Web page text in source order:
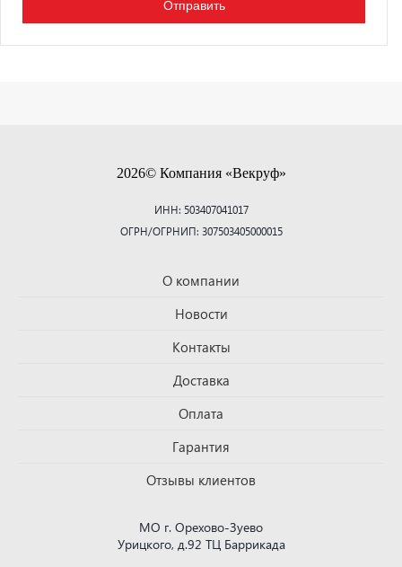
2026© Компания «Векруф»
ИНН: 503407041017
ОГРН/ОГРНИП: 307503405000015
О компании
Новости
Контакты
Доставка
Оплата
Гарантия
Отзывы клиентов
МО г. Орехово-Зуево
Урицкого, д.92 ТЦ Баррикада